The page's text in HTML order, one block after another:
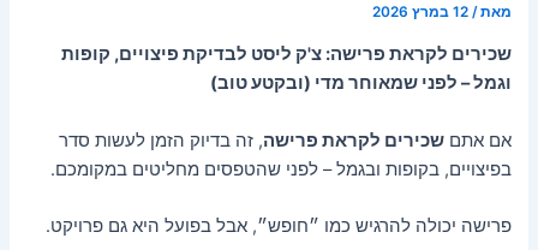
מאת/12 במרץ 2026
שכירים לקראת פרישה: צ'ק ליסט לבדיקת פיצויים, קופות
וגמל – לפני שמאוחר מדי (ובקטע טוב)
אם אתםשכירים לקראת פרישה, זה בדיוק הזמן לעשות סדר
בפיצויים, בקופות ובגמל – לפני שהטפסים מחליטים במקומכם.
פרישה יכולה להרגיש כמו ״חופש״, אבל בפועל היא גם פרויקט.